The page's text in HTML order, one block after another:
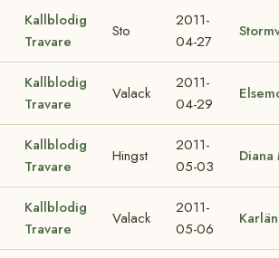
Kallblodig
Travare
Sto
2011-
04-27
Kallblodig
Travare
Valack
2011-
04-29
Kallblodig
Travare
Hingst
2011-
05-03
Diana
Kallblodig
Travare
Valack
2011-
05-06